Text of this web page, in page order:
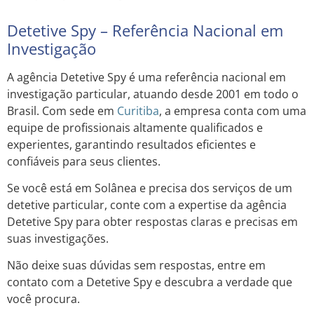
Detetive Spy – Referência Nacional em
Investigação
A agência Detetive Spy é uma referência nacional em
investigação particular, atuando desde 2001 em todo o
Brasil. Com sede em Curitiba, a empresa conta com uma
equipe de profissionais altamente qualificados e
experientes, garantindo resultados eficientes e
confiáveis para seus clientes.
Se você está em Solânea e precisa dos serviços de um
detetive particular, conte com a expertise da agência
Detetive Spy para obter respostas claras e precisas em
suas investigações.
Não deixe suas dúvidas sem respostas, entre em
contato com a Detetive Spy e descubra a verdade que
você procura.